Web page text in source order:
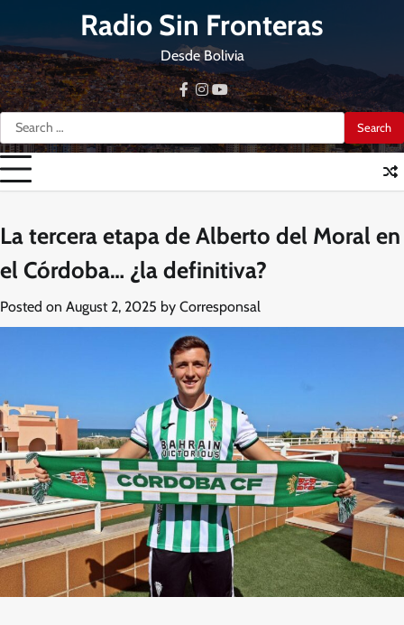
content
Radio Sin Fronteras
Desde Bolivia
Search
for:
facebook
instagram
youtube
La tercera etapa de Alberto del Moral en
el Córdoba… ¿la definitiva?
Posted on August 2, 2025 by Corresponsal